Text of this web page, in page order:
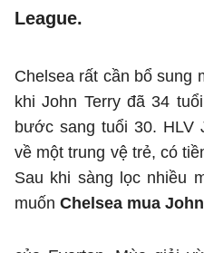
League.
Chelsea rất cần bổ sung
khi John Terry đã 34
bước sang tuổi 30. HLV
về một trung vệ trẻ, có
Sau khi sàng lọc nhiều
muốn Chelsea mua